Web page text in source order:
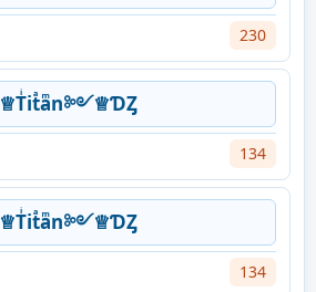
230
♕Tͥitͣaͫn༻♕ƊȤ
134
♕Tͥitͣaͫn༻♕ƊȤ
134